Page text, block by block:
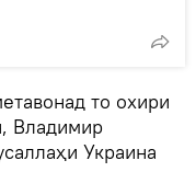
то охири
Владимир
Украина